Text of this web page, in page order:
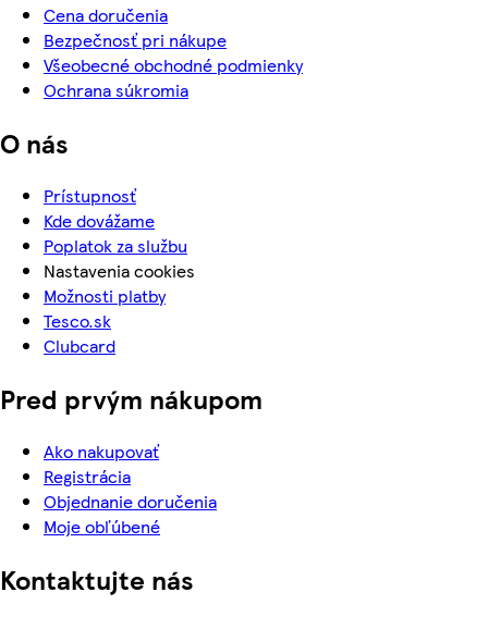
Cena doručenia
Bezpečnosť pri nákupe
Všeobecné obchodné podmienky
Ochrana súkromia
O nás
Prístupnosť
Kde dovážame
Poplatok za službu
Nastavenia cookies
Možnosti platby
Tesco.sk
Clubcard
Pred prvým nákupom
Ako nakupovať
Registrácia
Objednanie doručenia
Moje obľúbené
Kontaktujte nás